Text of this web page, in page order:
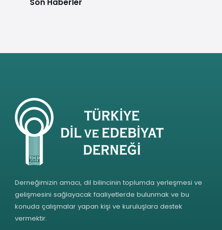
Derneğimizin amacı, dil bilincinin toplumda yerleşmesi ve
gelişmesini sağlayacak faaliyetlerde bulunmak ve bu
konuda çalışmalar yapan kişi ve kuruluşlara destek
vermektir.